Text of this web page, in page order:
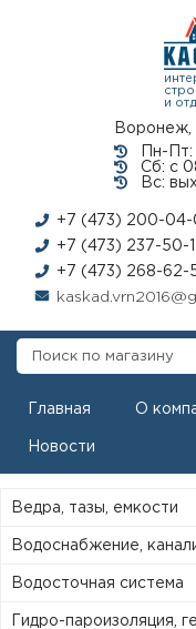
и
Воронеж,
Пн-
Сб: с
Вс:
+7 (473) 200-04-
+7 (473) 237-50-
+7 (473) 268-62-
Главная О
Новости
Ведра, тазы, емкости
Водоснабжение,
Водосточная система
Гидро-пароизоляция,